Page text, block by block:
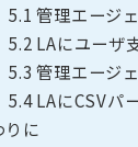
5.1 管理エージ
5.2 LAにユーザ
5.3 管理エージ
5.4LAにCSVパ
りに